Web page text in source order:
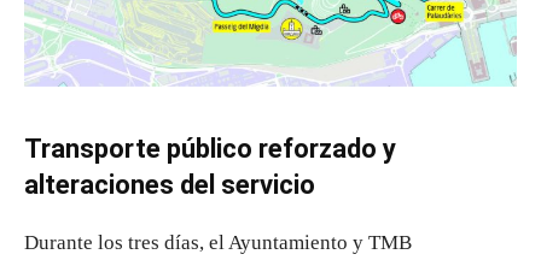
Transporte público reforzado y
alteraciones del servicio
Durante los tres días, el Ayuntamiento y TMB